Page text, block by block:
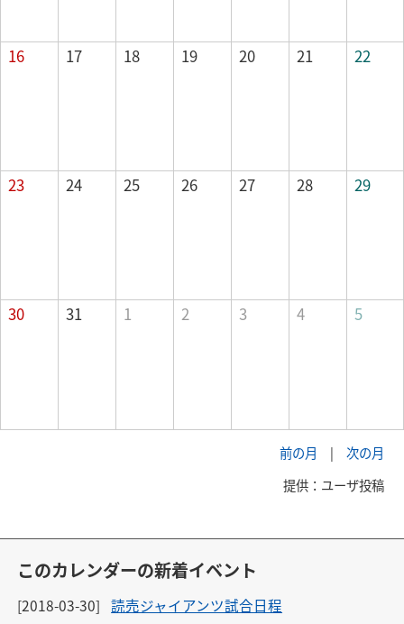
16 17 18 19 20 21 22
23 24 25 26 27 28 29
30 31 1 2 3 4 5
前の月 | 次の月
提供：ユーザ投稿
このカレンダーの新着イベント
[2018-03-30] 読売ジャイアンツ試合日程